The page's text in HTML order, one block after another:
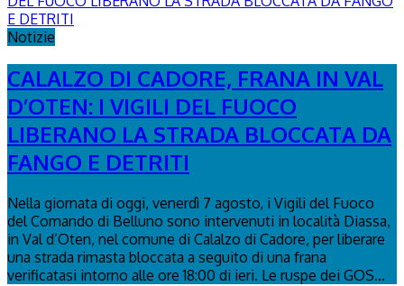
Notizie
CALALZO DI CADORE, FRANA IN VAL
D’OTEN: I VIGILI DEL FUOCO
LIBERANO LA STRADA BLOCCATA DA
FANGO E DETRITI
Nella giornata di oggi, venerdì 7 agosto, i Vigili del Fuoco
del Comando di Belluno sono intervenuti in località Diassa,
in Val d’Oten, nel comune di Calalzo di Cadore, per liberare
una strada rimasta bloccata a seguito di una frana
verificatasi intorno alle ore 18:00 di ieri. Le ruspe dei GOS...